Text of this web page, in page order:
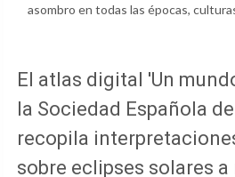
asombro en todas las épocas,
El atlas digital 'Un
la Sociedad Española
recopila
sobre eclipses solares a